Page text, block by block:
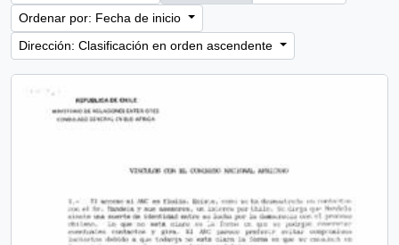
Ordenar por: Fecha de inicio
Dirección: Clasificación en orden ascendente